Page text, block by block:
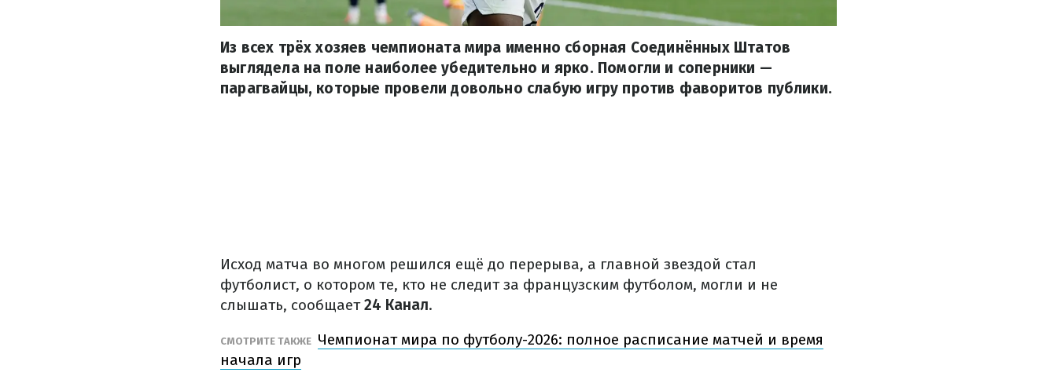
Из всех трёх хозяев чемпионата мира именно сборная Соединённых Штатов
выглядела на поле наиболее убедительно и ярко. Помогли и соперники —
парагвайцы, которые провели довольно слабую игру против фаворитов публики.
Исход матча во многом решился ещё до перерыва, а главной звездой стал
футболист, о котором те, кто не следит за французским футболом, могли и не
слышать, сообщает24 Канал.
СМОТРИТЕ ТАКЖЕ Чемпионат мира по футболу-2026: полное расписание матчей и время
начала игр